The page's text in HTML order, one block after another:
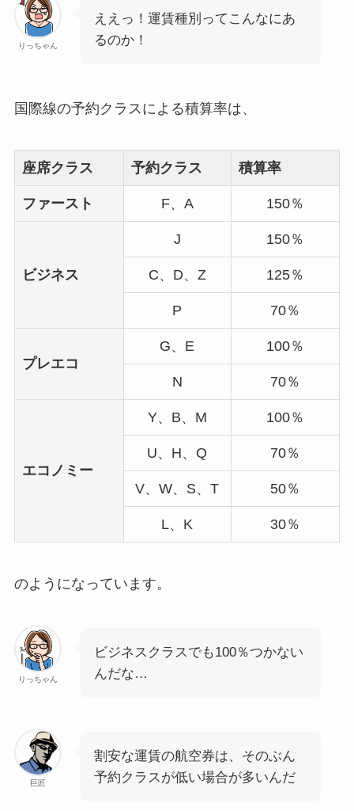
りっちゃん
ええっ！運賃種別ってこんなにあ
るのか！
国際線の予約クラスによる積算率は、
座席クラス 予約クラス 積算率
ファースト F、A 150％
ビジネス
J 150％
C、D、Z 125％
P 70％
プレエコ
G、E 100％
N 70％
エコノミー
Y、B、M 100％
U、H、Q 70％
V、W、S、T 50％
L、K 30％
のようになっています。
りっちゃん
ビジネスクラスでも100％つかない
んだな…
巨匠
割安な運賃の航空券は、そのぶん
予約クラスが低い場合が多いんだ